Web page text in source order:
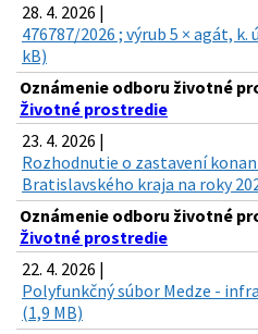
28. 4. 2026 |
476787/2026 ; výrub 5 × agát,
kB)
Oznámenie odboru životné
Životné prostredie
23. 4. 2026 |
Rozhodnutie o zastavení
Bratislavského kraja na roky
Oznámenie odboru životné
Životné prostredie
22. 4. 2026 |
Polyfunkčný súbor Medze -
(1,9 MB)